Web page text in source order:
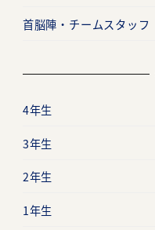
首脳陣・チームスタッフ
4年生
3年生
2年生
1年生